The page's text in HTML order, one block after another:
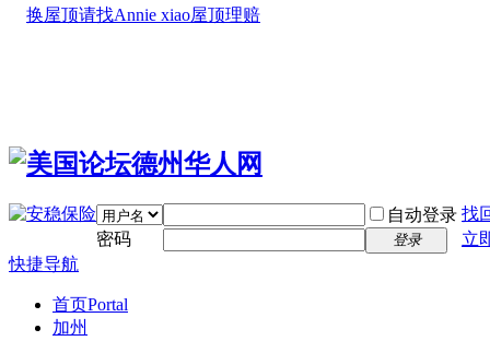
自动登录 找
密码
登录
立
快捷导航
首页Portal
加州